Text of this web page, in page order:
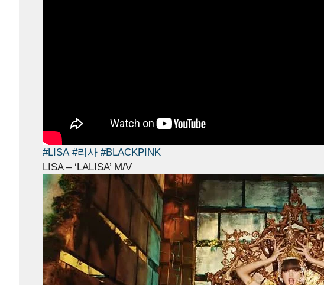
#LISA #리사 #BLACKPINK
LISA – ‘LALISA’ M/V